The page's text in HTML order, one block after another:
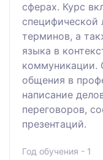
сферах. Курс
специфической
терминов, а
языка в
коммуникации.
общения в
написание
переговоров,
презентаций.
Год обучения - 1